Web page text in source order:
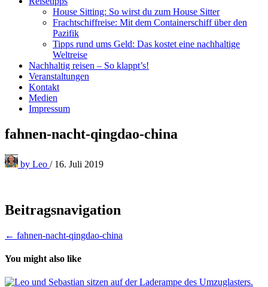
House Sitting: So wirst du zum House Sitter
Frachtschiffreise: Mit dem Containerschiff über den
Pazifik
Tipps rund ums Geld: Das kostet eine nachhaltige
Weltreise
Nachhaltig reisen – So klappt’s!
Veranstaltungen
Kontakt
Medien
Impressum
fahnen-nacht-qingdao-china
by Leo / 16. Juli 2019
Beitragsnavigation
← fahnen-nacht-qingdao-china
You might also like